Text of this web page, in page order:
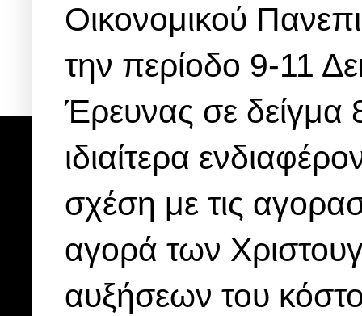
Οικονομικού
την περίοδο 9-11
Έρευνας σε δείγμα
ιδιαίτερα
σχέση με τις
αγορά των
αυξήσεων του